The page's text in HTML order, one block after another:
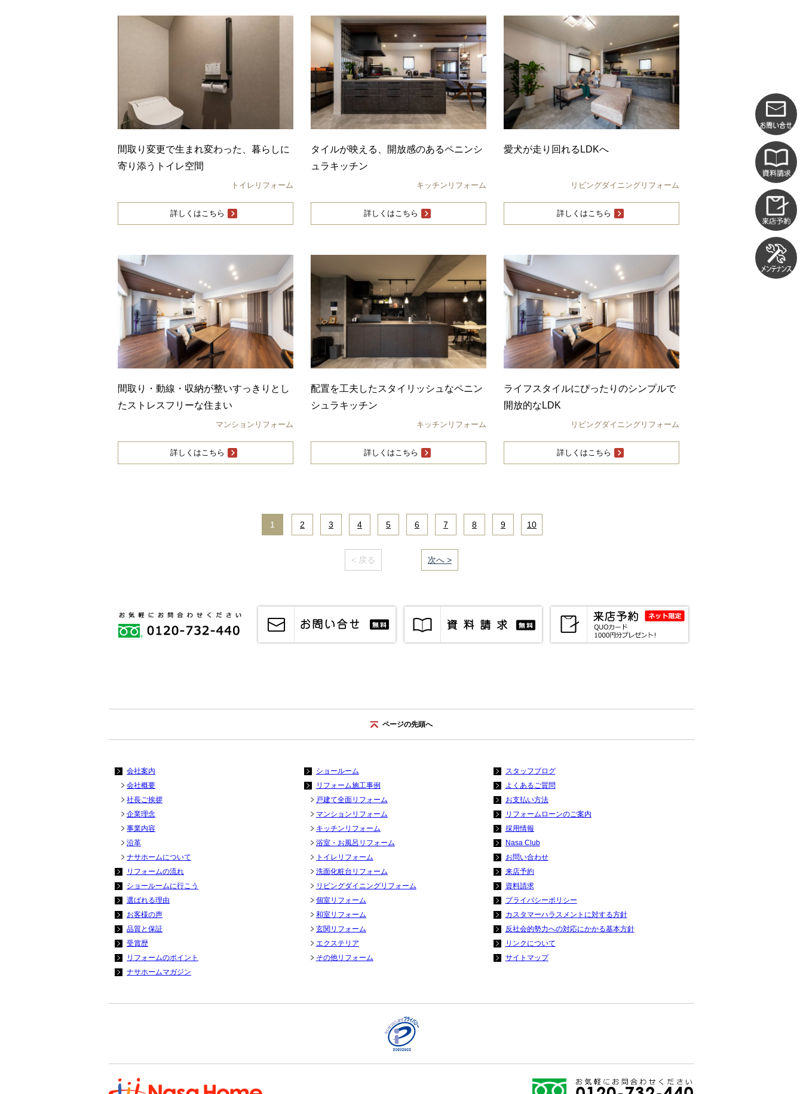
間取り変更で生まれ変わった、暮らしに
寄り添うトイレ空間
トイレリフォーム
詳しくはこちら
タイルが映える、開放感のあるペニンシ
ュラキッチン
キッチンリフォーム
詳しくはこちら
愛犬が走り回れるLDKへ
リビングダイニングリフォーム
詳しくはこちら
間取り・動線・収納が整いすっきりとし
たストレスフリーな住まい
マンションリフォーム
詳しくはこちら
配置を工夫したスタイリッシュなペニン
シュラキッチン
キッチンリフォーム
詳しくはこちら
ライフスタイルにぴったりのシンプルで
開放的なLDK
リビングダイニングリフォーム
詳しくはこちら
1 2 3 4 5 6 7 8 9 10
< 戻る 次へ >
ページの先頭へ
会社案内
会社概要
社長ご挨拶
企業理念
事業内容
沿革
ナサホームについて
リフォームの流れ
ショールームに行こう
選ばれる理由
お客様の声
品質と保証
受賞歴
リフォームのポイント
ナサホームマガジン
ショールーム
リフォーム施工事例
戸建て全面リフォーム
マンションリフォーム
キッチンリフォーム
浴室・お風呂リフォーム
トイレリフォーム
洗面化粧台リフォーム
リビングダイニングリフォーム
個室リフォーム
和室リフォーム
玄関リフォーム
エクステリア
その他リフォーム
スタッフブログ
よくあるご質問
お支払い方法
リフォームローンのご案内
採用情報
Nasa Club
お問い合わせ
来店予約
資料請求
プライバシーポリシー
カスタマーハラスメントに対する方針
反社会的勢力への対応にかかる基本方針
リンクについて
サイトマップ